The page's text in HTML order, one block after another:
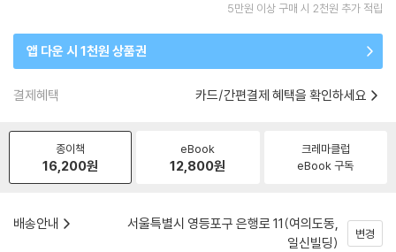
5만원 이상 구매 시 2천원 추가 적립
앱 다운 시 1천원 상품권
결제혜택 카드/간편결제 혜택을 확인하세요
종이책
16,200원
eBook
12,800원
크레마클럽
eBook 구독
배송안내
서울특별시 영등포구 은행로 11(여의도동,
일신빌딩)
변경